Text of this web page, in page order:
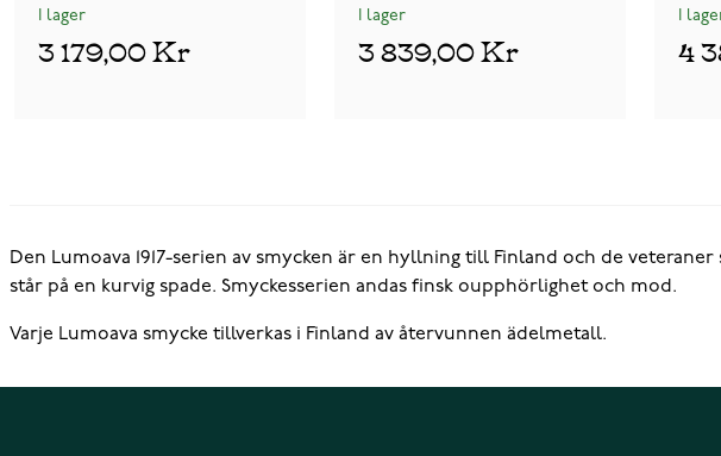
I lager
3 179,00 Kr
I lager
3 839,00 Kr
I
4
Den Lumoava 1917-serien av smycken är en hyllning till Finland och de
står på en kurvig spade. Smyckesserien andas finsk oupphörlighet och mod.
Varje Lumoava smycke tillverkas i Finland av återvunnen ädelmetall.